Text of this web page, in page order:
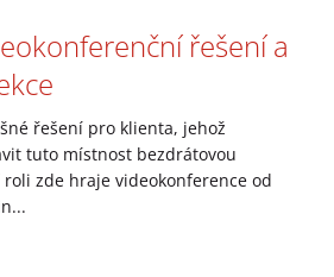
řešení a
řešení pro klienta, jehož
tuto místnost bezdrátovou
zde hraje videokonference od